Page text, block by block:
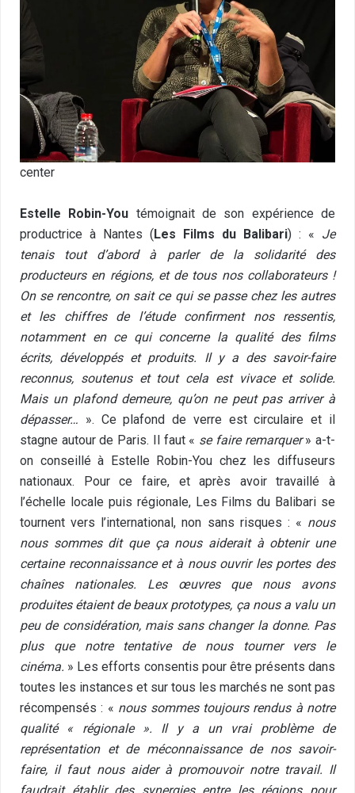
center
Estelle Robin-You témoignait de son expérience de
productrice à Nantes (Les Films du Balibari) : « Je
tenais tout d’abord à parler de la solidarité des
producteurs en régions, et de tous nos collaborateurs !
On se rencontre, on sait ce qui se passe chez les autres
et les chiffres de l’étude confirment nos ressentis,
notamment en ce qui concerne la qualité des films
écrits, développés et produits. Il y a des savoir-faire
reconnus, soutenus et tout cela est vivace et solide.
Mais un plafond demeure, qu’on ne peut pas arriver à
dépasser… ». Ce plafond de verre est circulaire et il
stagne autour de Paris. Il faut « se faire remarquer» a-t-
on conseillé à Estelle Robin-You chez les diffuseurs
nationaux. Pour ce faire, et après avoir travaillé à
l’échelle locale puis régionale, Les Films du Balibari se
tournent vers l’international, non sans risques : « nous
nous sommes dit que ça nous aiderait à obtenir une
certaine reconnaissance et à nous ouvrir les portes des
chaînes nationales. Les œuvres que nous avons
produites étaient de beaux prototypes, ça nous a valu un
peu de considération, mais sans changer la donne. Pas
plus que notre tentative de nous tourner vers le
cinéma. » Les efforts consentis pour être présents dans
toutes les instances et sur tous les marchés ne sont pas
récompensés : « nous sommes toujours rendus à notre
qualité « régionale ». Il y a un vrai problème de
représentation et de méconnaissance de nos savoir-
faire, il faut nous aider à promouvoir notre travail. Il